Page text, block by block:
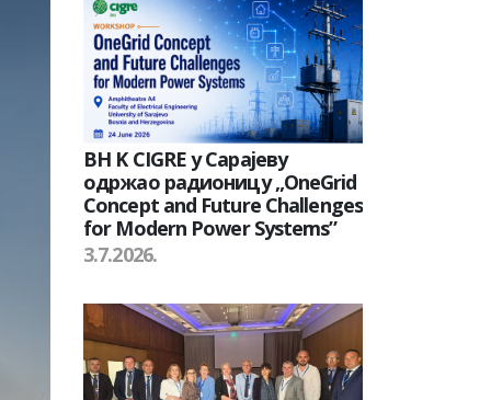
BH K CIGRE у Сарајеву
одржао радионицу „OneGrid
Concept and Future Challenges
for Modern Power Systems”
3.7.2026.